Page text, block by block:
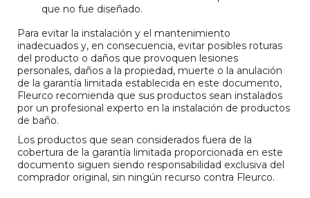
que no fue diseñado.
Para evitar la instalación y el mantenimiento
inadecuados y, en consecuencia, evitar posibles roturas
del producto o daños que provoquen lesiones
personales, daños a la propiedad, muerte o la anulación
de la garantía limitada establecida en este documento,
Fleurco recomienda que sus productos sean instalados
por un profesional experto en la instalación de productos
de baño.
Los productos que sean considerados fuera de la
cobertura de la garantía limitada proporcionada en este
documento siguen siendo responsabilidad exclusiva del
comprador original, sin ningún recurso contra Fleurco.